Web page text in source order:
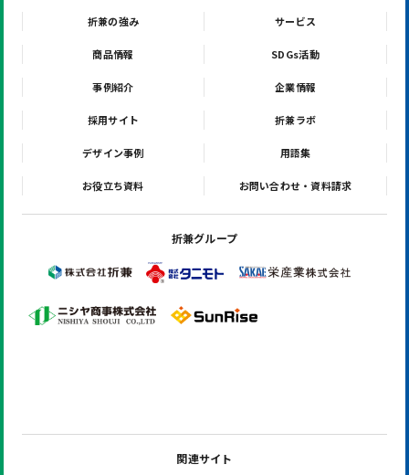
折兼の強み サービス
商品情報 SDGs活動
事例紹介 企業情報
採用サイト 折兼ラボ
デザイン事例 用語集
お役立ち資料 お問い合わせ・資料請求
折兼グループ
関連サイト